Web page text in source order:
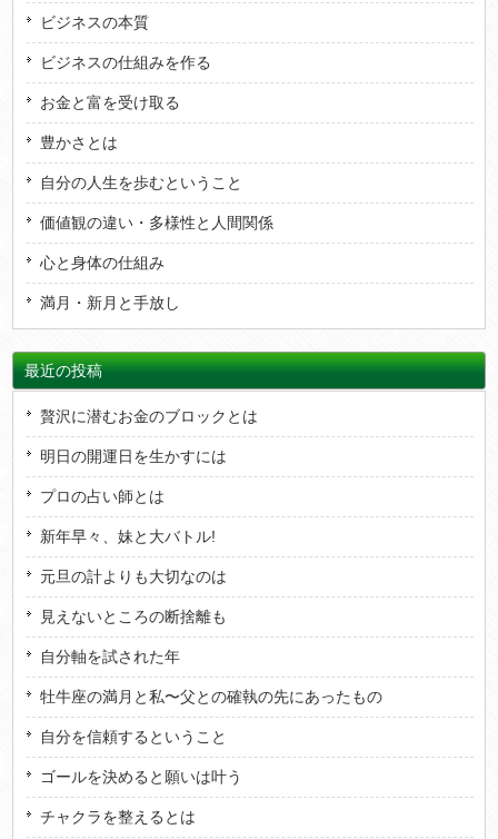
ビジネスの本質
ビジネスの仕組みを作る
お金と富を受け取る
豊かさとは
自分の人生を歩むということ
価値観の違い・多様性と人間関係
心と身体の仕組み
満月・新月と手放し
最近の投稿
贅沢に潜むお金のブロックとは
明日の開運日を生かすには
プロの占い師とは
新年早々、妹と大バトル!
元旦の計よりも大切なのは
見えないところの断捨離も
自分軸を試された年
牡牛座の満月と私〜父との確執の先にあったもの
自分を信頼するということ
ゴールを決めると願いは叶う
チャクラを整えるとは